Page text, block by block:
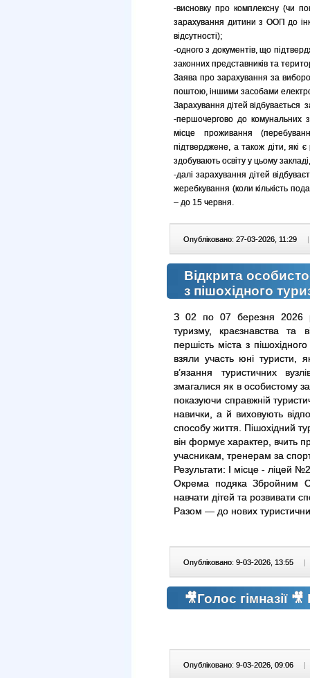
-висновку про комплексну (чи
зарахування дитини з ООП до
відсутності);
-одного з документів, що
законних представників та
Заява про зарахування за
поштою, іншими засобами
Зарахування дітей відбувається
-першочергово до комунальних
місце проживання
підтверджене, а також діти, які
здобувають освіту у цьому
-далі зарахування дітей
жеребкування (коли кількість
– до 15 червня.
Опубліковано: 27-03-2026, 11:29 |
Відкрита
з пішохідного
З 02 по 07 березня 2026
туризму, краєзнавства та
першість міста з
взяли участь юні туристи,
в’язання туристичних
змагалися як в особистому
показуючи справжній
навички, а й виховують
способу життя. Пішохідний
він формує характер, вчить
учасникам, тренерам за
Результати: І місце - ліцей
Окрема подяка Збройним
навчати дітей та розвивати
Разом — до нових
Опубліковано: 9-03-2026, 13:55 |
🎥Голос гімназії
Опубліковано: 9-03-2026, 09:06 |